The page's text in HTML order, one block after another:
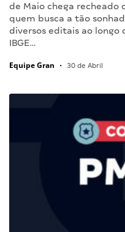
de Maio chega recheado
quem busca a tão
diversos editais ao longo
IBGE…
Equipe Gran • 30 de Abril